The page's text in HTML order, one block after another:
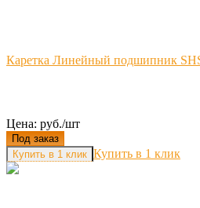
Каретка Линейный подшипник
Цена: руб./шт
Под заказ
Купить в 1 клик